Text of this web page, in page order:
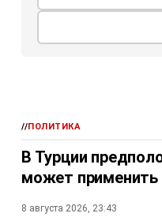
//ПОЛИТИКА
В Турции
может применить
8 августа 2026, 23:43